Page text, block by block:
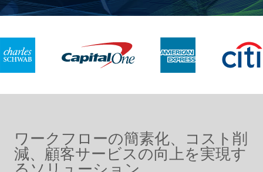
ワークフローの簡素化、コスト削
減、顧客サービスの向上を実現す